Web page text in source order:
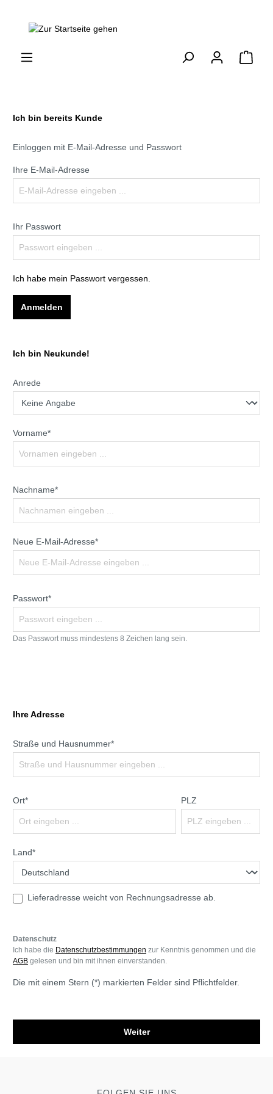
Ich bin bereits Kunde
Einloggen mit E-Mail-Adresse und Passwort
Ihre E-Mail-Adresse
Ihr Passwort
Ich habe mein Passwort vergessen.
Anmelden
Ich bin Neukunde!
Anrede
Vorname*
Nachname*
Neue E-Mail-Adresse*
Passwort*
Das Passwort muss mindestens 8 Zeichen lang sein.
Ihre Adresse
Straße und Hausnummer*
Ort* PLZ
Land*
Lieferadresse weicht von Rechnungsadresse ab.
Datenschutz
Ich habe die Datenschutzbestimmungen zur Kenntnis genommen und die
AGB gelesen und bin mit ihnen einverstanden.
Die mit einem Stern (*) markierten Felder sind Pflichtfelder.
Weiter